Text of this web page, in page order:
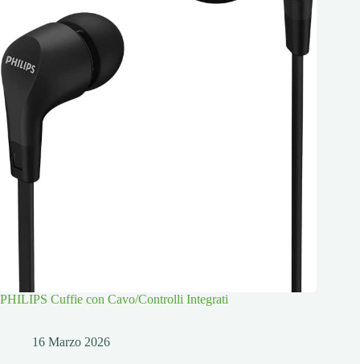
PHILIPS Cuffie con Cavo/Controlli Integrati
16 Marzo 2026